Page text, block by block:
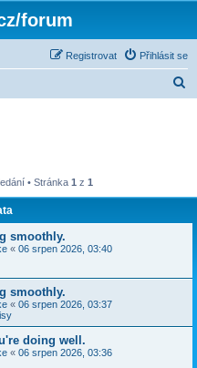
forum
Přihlásit se
Registrovat
• Stránka 1 z 1
smoothly.
« 06 srpen 2026, 03:40
smoothly.
« 06 srpen 2026, 03:37
doing well.
« 06 srpen 2026, 03:36